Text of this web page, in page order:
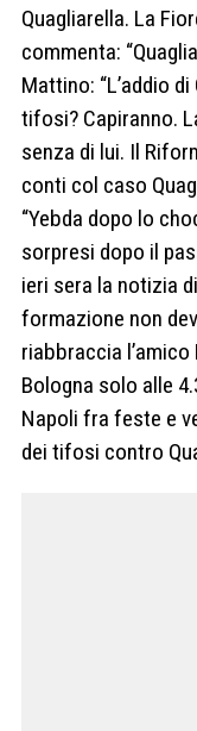
Quagliarella. La
commenta:
Mattino: “L’addio
tifosi? Capiranno.
senza di lui. Il
conti col caso
“Yebda dopo lo
sorpresi dopo il
ieri sera la notizia
formazione non
riabbraccia l’amico
Bologna solo alle
Napoli fra feste e
dei tifosi contro